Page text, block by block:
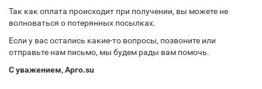
Так как оплата происходит при получении, вы можете не
волноваться о потерянных посылках.
Если у вас остались какие-то вопросы, позвоните или
отправьте нам письмо, мы будем рады вам помочь.
С уважением, Арго.su